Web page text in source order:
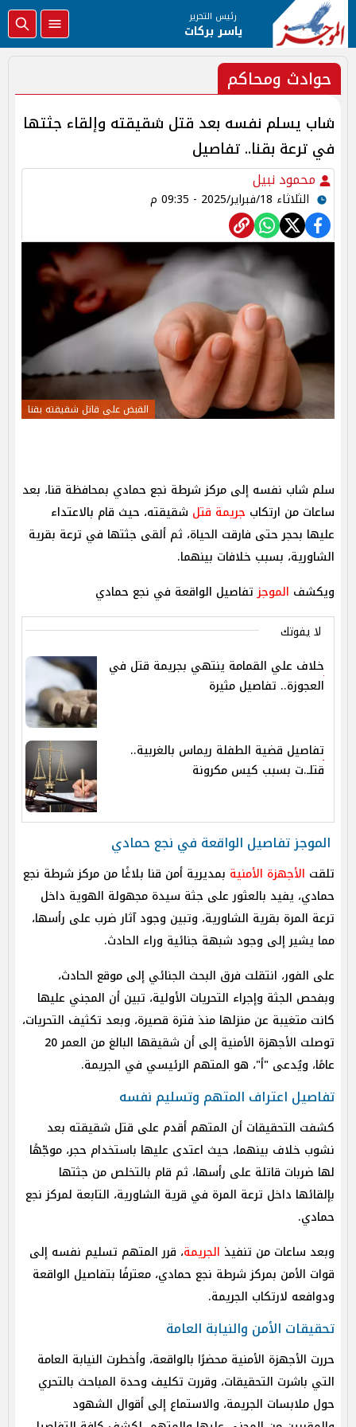
رئيس التحرير
ياسر بركات
حوادث ومحاكم
شاب يسلم نفسه بعد قتل شقيقته وإلقاء جثتها
في ترعة بقنا.. تفاصيل
محمود نبيل
الثلاثاء 18/فبراير/2025 - 09:35 م
القبض على قاتل شقيقته بقنا
سلم شاب نفسه إلى مركز شرطة نجع حمادي بمحافظة قنا، بعد
ساعات من ارتكاب جريمة قتل شقيقته، حيث قام بالاعتداء
عليها بحجر حتى فارقت الحياة، ثم ألقى جثتها في ترعة بقرية
الشاورية، بسبب خلافات بينهما.
ويكشف الموجزتفاصيل الواقعة في نجع حمادي
لا يفوتك
خلاف علي القمامة ينتهي بجريمة قتل في
العجوزة.. تفاصيل مثيرة
تفاصيل قضية الطفلة ريماس بالغربية..
قتلـ.ت بسبب كيس مكرونة
الموجز تفاصيل الواقعة في نجع حمادي
تلقت الأجهزة الأمنية بمديرية أمن قنا بلاغًا من مركز شرطة نجع
حمادي، يفيد بالعثور على جثة سيدة مجهولة الهوية داخل
ترعة المرة بقرية الشاورية، وتبين وجود آثار ضرب على رأسها،
مما يشير إلى وجود شبهة جنائية وراء الحادث.
على الفور، انتقلت فرق البحث الجنائي إلى موقع الحادث،
وبفحص الجثة وإجراء التحريات الأولية، تبين أن المجني عليها
كانت متغيبة عن منزلها منذ فترة قصيرة، وبعد تكثيف التحريات،
توصلت الأجهزة الأمنية إلى أن شقيقها البالغ من العمر 20
عامًا، ويُدعى "أ"، هو المتهم الرئيسي في الجريمة.
تفاصيل اعتراف المتهم وتسليم نفسه
كشفت التحقيقات أن المتهم أقدم على قتل شقيقته بعد
نشوب خلاف بينهما، حيث اعتدى عليها باستخدام حجر، موجّهًا
لها ضربات قاتلة على رأسها، ثم قام بالتخلص من جثتها
بإلقائها داخل ترعة المرة في قرية الشاورية، التابعة لمركز نجع
حمادي.
وبعد ساعات من تنفيذ الجريمة، قرر المتهم تسليم نفسه إلى
قوات الأمن بمركز شرطة نجع حمادي، معترفًا بتفاصيل الواقعة
ودوافعه لارتكاب الجريمة.
تحقيقات الأمن والنيابة العامة
حررت الأجهزة الأمنية محضرًا بالواقعة، وأخطرت النيابة العامة
التي باشرت التحقيقات، وقررت تكليف وحدة المباحث بالتحري
حول ملابسات الجريمة، والاستماع إلى أقوال الشهود